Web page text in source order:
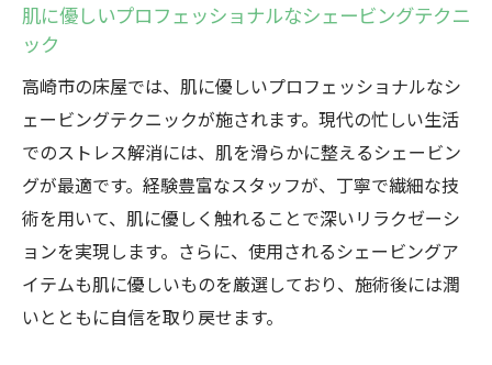
肌に優しいプロフェッショナルなシェービングテクニ
ック
高崎市の床屋では、肌に優しいプロフェッショナルなシ
ェービングテクニックが施されます。現代の忙しい生活
でのストレス解消には、肌を滑らかに整えるシェービン
グが最適です。経験豊富なスタッフが、丁寧で繊細な技
術を用いて、肌に優しく触れることで深いリラクゼーシ
ョンを実現します。さらに、使用されるシェービングア
イテムも肌に優しいものを厳選しており、施術後には潤
いとともに自信を取り戻せます。